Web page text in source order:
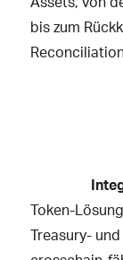
bis zum
Token-
Treasury-